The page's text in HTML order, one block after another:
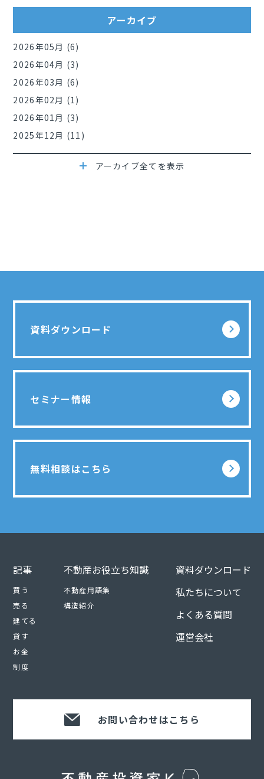
アーカイブ
2026年05月 (6)
2026年04月 (3)
2026年03月 (6)
2026年02月 (1)
2026年01月 (3)
2025年12月 (11)
アーカイブ全てを表示
資料ダウンロード
セミナー情報
無料相談はこちら
記事
買う
売る
建てる
貸す
お金
制度
不動産お役立ち知識
不動産用語集
構造紹介
資料ダウンロード
私たちについて
よくある質問
運営会社
お問い合わせはこちら